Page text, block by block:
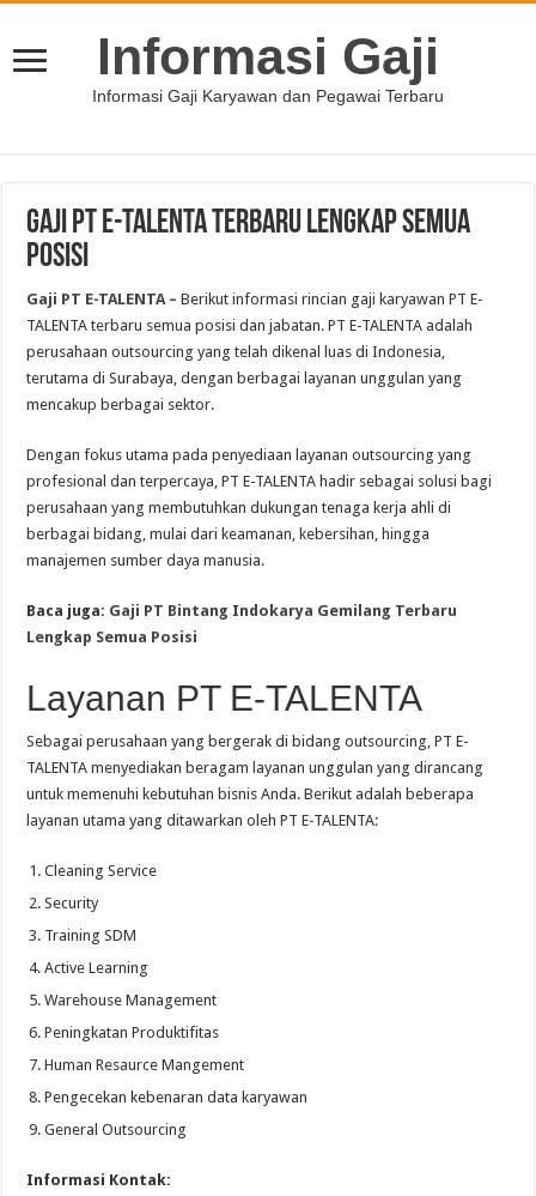
Informasi Gaji
Informasi Gaji Karyawan dan Pegawai Terbaru
Gaji PT E-TALENTA Terbaru Lengkap Semua
Posisi
Gaji PT E-TALENTA – Berikut informasi rincian gaji karyawan PT E-
TALENTA terbaru semua posisi dan jabatan. PT E-TALENTA adalah
perusahaan outsourcing yang telah dikenal luas di Indonesia,
terutama di Surabaya, dengan berbagai layanan unggulan yang
mencakup berbagai sektor.
Dengan fokus utama pada penyediaan layanan outsourcing yang
profesional dan terpercaya, PT E-TALENTA hadir sebagai solusi bagi
perusahaan yang membutuhkan dukungan tenaga kerja ahli di
berbagai bidang, mulai dari keamanan, kebersihan, hingga
manajemen sumber daya manusia.
Baca juga: Gaji PT Bintang Indokarya Gemilang Terbaru
Lengkap Semua Posisi
Layanan PT E-TALENTA
Sebagai perusahaan yang bergerak di bidang outsourcing, PT E-
TALENTA menyediakan beragam layanan unggulan yang dirancang
untuk memenuhi kebutuhan bisnis Anda. Berikut adalah beberapa
layanan utama yang ditawarkan oleh PT E-TALENTA:
Cleaning Service
Security
Training SDM
Active Learning
Warehouse Management
Peningkatan Produktifitas
Human Resaurce Mangement
Pengecekan kebenaran data karyawan
General Outsourcing
Informasi Kontak: